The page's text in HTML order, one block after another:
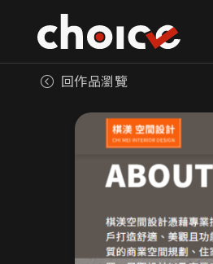
回作品瀏覽